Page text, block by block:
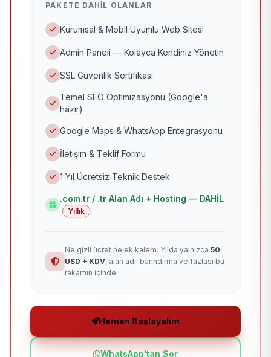
PAKETE DAHIL OLANLAR
Kurumsal & Mobil Uyumlu Web Sitesi
Admin Paneli — Kolayca Kendiniz Yönetin
SSL Güvenlik Sertifikası
Temel SEO Optimizasyonu (Google'a
hazır)
Google Maps & WhatsApp Entegrasyonu
İletişim & Teklif Formu
1 Yıl Ücretsiz Teknik Destek
.com.tr / .tr Alan Adı + Hosting — DAHİL
Yıllık
Ne gizli ücret ne ek kalem. Yılda yalnızca 50
USD + KDV; alan adı, barındırma ve fazlası bu
rakamın içinde.
Hemen Başlayalım
WhatsApp'tan Sor